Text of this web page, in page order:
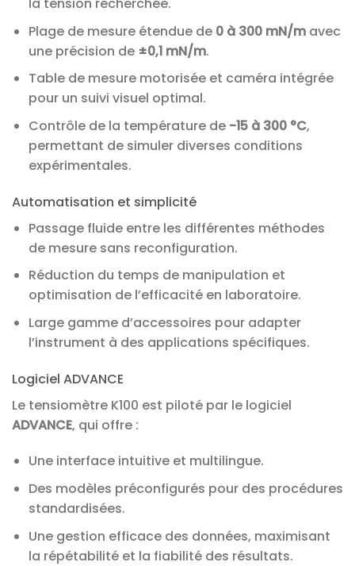
Plage de mesure étendue de 0 à 300 mN/mavec
une précision de ±0,1 mN/m.
Table de mesure motorisée et caméra intégrée
pour un suivi visuel optimal.
Contrôle de la température de -15 à 300 °C,
permettant de simuler diverses conditions
expérimentales.
Automatisation et simplicité
Passage fluide entre les différentes méthodes
de mesure sans reconfiguration.
Réduction du temps de manipulation et
optimisation de l’efficacité en laboratoire.
Large gamme d’accessoires pour adapter
l’instrument à des applications spécifiques.
Logiciel ADVANCE
Le tensiomètre K100 est piloté par le logiciel
ADVANCE, qui offre :
Une interface intuitive et multilingue.
Des modèles préconfigurés pour des procédures
standardisées.
Une gestion efficace des données, maximisant
la répétabilité et la fiabilité des résultats.